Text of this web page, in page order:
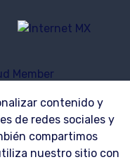
100% PERSONALIZABLES
contenido y
de redes sociales y
compartimos
nuestro sitio con